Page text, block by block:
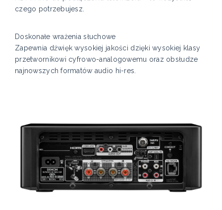
czego potrzebujesz.
Doskonałe wrażenia słuchowe
Zapewnia dźwięk wysokiej jakości dzięki wysokiej klasy
przetwornikowi cyfrowo-analogowemu oraz obsłudze
najnowszych formatów audio hi-res.